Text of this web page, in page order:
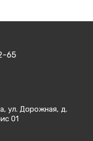
65
ул. Дорожная, д.
01